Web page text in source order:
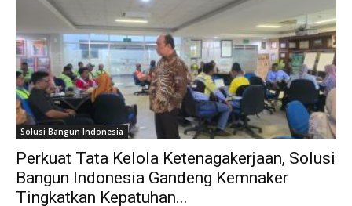
Solusi Bangun Indonesia
Perkuat Tata Kelola Ketenagakerjaan, Solusi
Bangun Indonesia Gandeng Kemnaker
Tingkatkan Kepatuhan...